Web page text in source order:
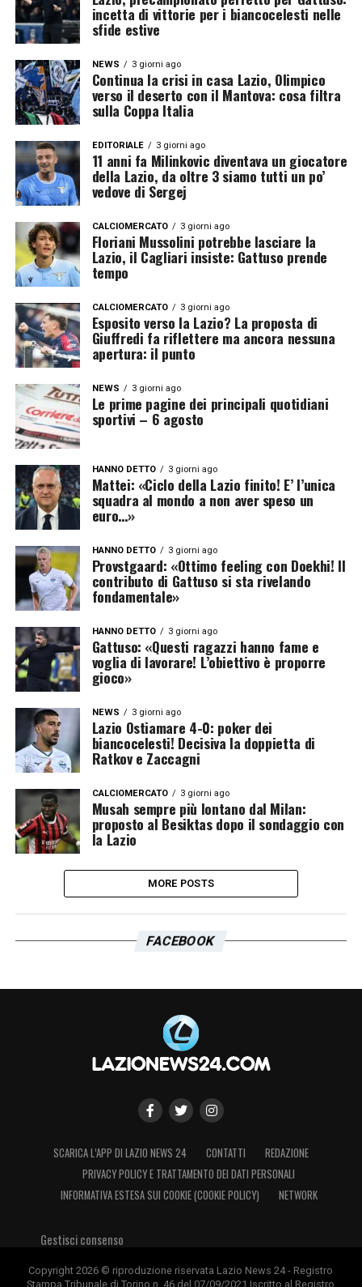
incetta di vittorie per i biancocelesti nelle
sfide estive
NEWS 3 giorni ago
Continua la crisi in casa Lazio, Olimpico
verso il deserto con il Mantova: cosa filtra
sulla Coppa Italia
EDITORIALE 3 giorni ago
11 anni fa Milinkovic diventava un giocatore
della Lazio, da oltre 3 siamo tutti un po’
vedove di Sergej
CALCIOMERCATO 3 giorni ago
Floriani Mussolini potrebbe lasciare la
Lazio, il Cagliari insiste: Gattuso prende
tempo
CALCIOMERCATO 3 giorni ago
Esposito verso la Lazio? La proposta di
Giuffredi fa riflettere ma ancora nessuna
apertura: il punto
NEWS 3 giorni ago
Le prime pagine dei principali quotidiani
sportivi – 6 agosto
HANNO DETTO 3 giorni ago
Mattei: «Ciclo della Lazio finito! E’ l’unica
squadra al mondo a non aver speso un
euro…»
HANNO DETTO 3 giorni ago
Provstgaard: «Ottimo feeling con Doekhi! Il
contributo di Gattuso si sta rivelando
fondamentale»
HANNO DETTO 3 giorni ago
Gattuso: «Questi ragazzi hanno fame e
voglia di lavorare! L’obiettivo è proporre
gioco»
NEWS 3 giorni ago
Lazio Ostiamare 4-0: poker dei
biancocelesti! Decisiva la doppietta di
Ratkov e Zaccagni
CALCIOMERCATO 3 giorni ago
Musah sempre più lontano dal Milan:
proposto al Besiktas dopo il sondaggio con
la Lazio
MORE POSTS
FACEBOOK
SCARICA L’APP DI LAZIO NEWS 24 CONTATTI
REDAZIONE
PRIVACY POLICY E TRATTAMENTO DEI DATI PERSONALI
INFORMATIVA ESTESA SUI COOKIE (COOKIE POLICY)
NETWORK
Gestisci consenso
Copyright 2026 © riproduzione riservata Lazio News 24 - Registro
Stampa Tribunale di Torino n. 46 del 07/09/2021 Iscritto al Registro